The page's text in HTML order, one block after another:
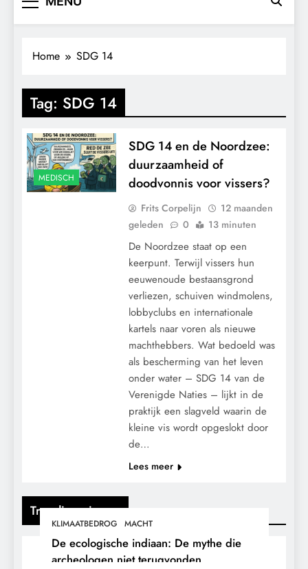
Trending nieuws
KLIMAATBEDROG MACHT
De ecologische indiaan: De mythe die
archeologen niet terugvonden.
Home SDG 14
Tag: SDG 14
MEDISCH
SDG 14 en de Noordzee:
duurzaamheid of
doodvonnis voor vissers?
Frits Corpelijn
12 maanden
geleden
0 13 minuten
De Noordzee staat op een
keerpunt. Terwijl vissers hun
eeuwenoude bestaansgrond
verliezen, schuiven windmolens,
lobbyclubs en internationale
kartels naar voren als nieuwe
machthebbers. Wat bedoeld was
als bescherming van het leven
onder water – SDG 14 van de
Verenigde Naties – lijkt in de
praktijk een slagveld waarin de
kleine vis wordt opgeslokt door
de…
Lees meer